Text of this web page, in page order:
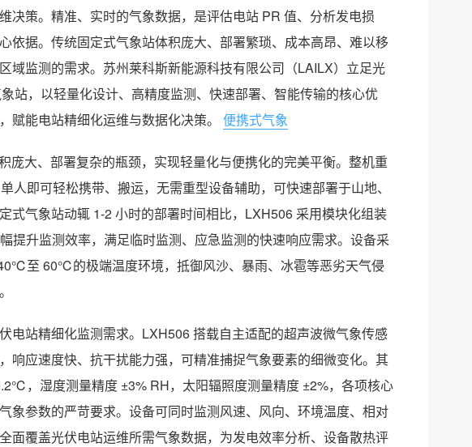
决策。精准、实时的气象数据，是评估电站 PR 值、分析发电损
依据。传统固定式气象站体积庞大、部署繁琐、成本高昂、难以移
域监测的需求。苏州莱科斯新能源科技有限公司（LAILX）立足光
站，以轻量化设计、高精度监测、快速部署、智能传输的核心优
能电站精细化运维与数据化决策。
便携式气象
庞大、部署复杂的瓶颈，实现轻量化与便携化的完美平衡。整机重
人即可轻松携带、搬运，无需重型设备辅助，可快速部署于山地、
式气象站动辄 1-2 小时的部署时间相比，LXH506 采用模块化组装
提升监测效率，满足临时监测、应急监测的快速响应需求。设备采
至 60℃的极端温度环境，抵御风沙、暴雨、冰雹等恶劣天气侵
电站精细化监测需求。LXH506 搭载自主适配的超声波微气象传感
响应速度快、抗干扰能力强，可精准捕捉气象要素的细微变化。其
，湿度测量精度 ±3% RH，太阳辐照度测量精度 ±2%，各项核心
象参数的严苛要求。设备可同时监测风速、风向、环境温度、相对
面覆盖光伏电站运维所需气象数据，为发电效率分析、设备散热评